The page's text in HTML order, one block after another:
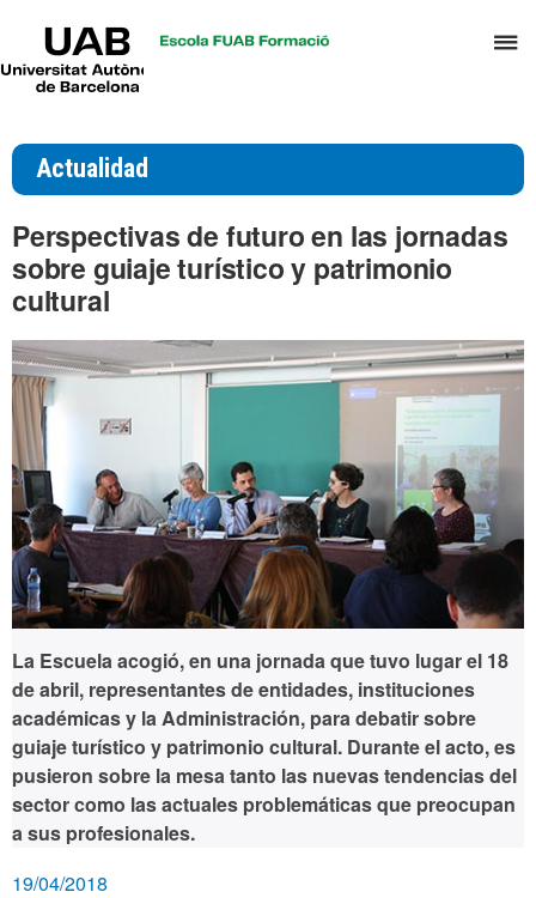
Universitat
Actualidad
Perspectivas de futuro en las jornadas
sobre guiaje turístico y patrimonio
cultural
La Escuela acogió, en una jornada que tuvo lugar el 18
de abril, representantes de entidades, instituciones
académicas y la Administración, para debatir sobre
guiaje turístico y patrimonio cultural. Durante el acto, es
pusieron sobre la mesa tanto las nuevas tendencias del
sector como las actuales problemáticas que preocupan
a sus profesionales.
19/04/2018